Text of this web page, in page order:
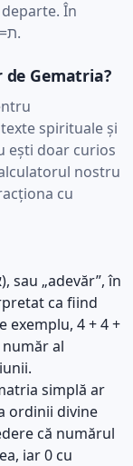
departe. În
ebraică, א=1, ב=2 și merge până la ת=400.
Gematria?
spirituale și
ești doar curios
nostru
cu
ca fiind
exemplu, 4 + 4 +
al
simplă ar
ordinii divine
că numărul
iar 0 cu